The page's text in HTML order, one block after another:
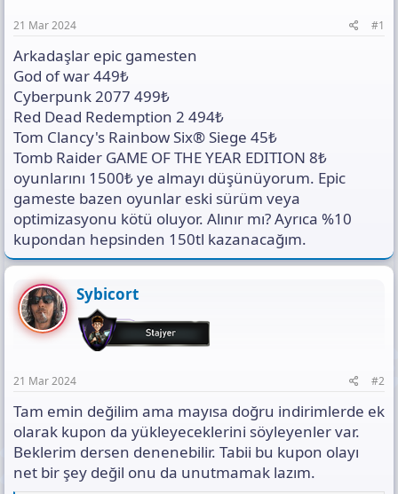
a
l
21 Mar 2024 #1
Arkadaşlar epic gamesten
God of war 449₺
Cyberpunk 2077 499₺
Red Dead Redemption 2 494₺
Tom Clancy's Rainbow Six® Siege 45₺
Tomb Raider GAME OF THE YEAR EDITION 8₺
oyunlarını 1500₺ ye almayı düşünüyorum. Epic
gameste bazen oyunlar eski sürüm veya
optimizasyonu kötü oluyor. Alınır mı? Ayrıca %10
kupondan hepsinden 150tl kazanacağım.
Sybicort
21 Mar 2024 #2
Tam emin değilim ama mayısa doğru indirimlerde ek
olarak kupon da yükleyeceklerini söyleyenler var.
Beklerim dersen denenebilir. Tabii bu kupon olayı
net bir şey değil onu da unutmamak lazım.